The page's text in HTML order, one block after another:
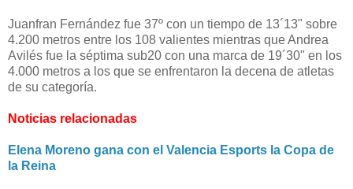
Juanfran Fernández fue 37º con un tiempo de 13´13" sobre
4.200 metros entre los 108 valientes mientras que Andrea
Avilés fue la séptima sub20 con una marca de 19´30" en los
4.000 metros a los que se enfrentaron la decena de atletas
de su categoría.
Noticias relacionadas
Elena Moreno gana con el Valencia Esports la Copa de
la Reina